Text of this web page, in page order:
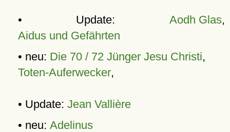
• Update: Aodh Glas,
Aidus und Gefährten
• neu: Die 70 / 72 Jünger Jesu Christi,
Toten-Auferwecker,
• Update: Jean Vallière
• neu: Adelinus